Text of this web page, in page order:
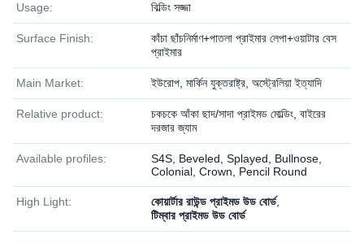
Usage: বিল্ডিং সজ্জা
Surface Finish:
কাঁচা ছাঁচনির্মাণ+পাতলা প্রাইমার লেপা+ওয়াটার বেস
প্রাইমার
Main Market: ইউরোপ, মার্কিন যুক্তরাষ্ট্র, অস্ট্রেলিয়া ইত্যাদি
Relative product:
চকচকে আঁকা ছাদ/সাদা প্রাইমড মোল্ডিং, বাইরের
দরজার জ্যাম
Available profiles:
S4S, Beveled, Splayed, Bullnose,
Colonial, Crown, Pencil Round
High Light: কোয়ার্টার রাউন্ড প্রাইমড উড বোর্ড,
টিম্বার প্রাইমড উড বোর্ড